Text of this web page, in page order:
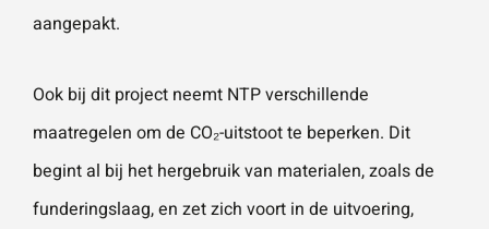
VERSTU
UR JE
AANVRA
AG
aangepakt.
Ook bij dit project neemt NTP verschillende
maatregelen om de CO₂-uitstoot te beperken. Dit
begint al bij het hergebruik van materialen, zoals de
funderingslaag, en zet zich voort in de uitvoering,